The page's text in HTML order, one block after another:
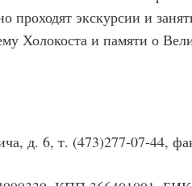
проходят экскурсии и
Холокоста и памяти о
д. 6, т. (473)277-07-44,